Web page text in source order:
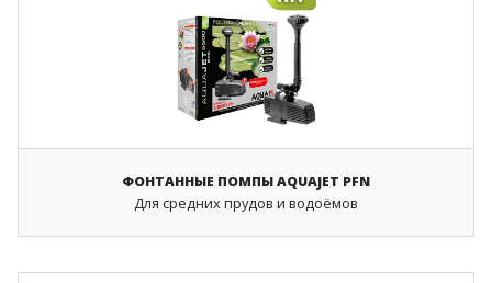
ФОНТАННЫЕ ПОМПЫ AQUAJET PFN
Для средних прудов и водоёмов